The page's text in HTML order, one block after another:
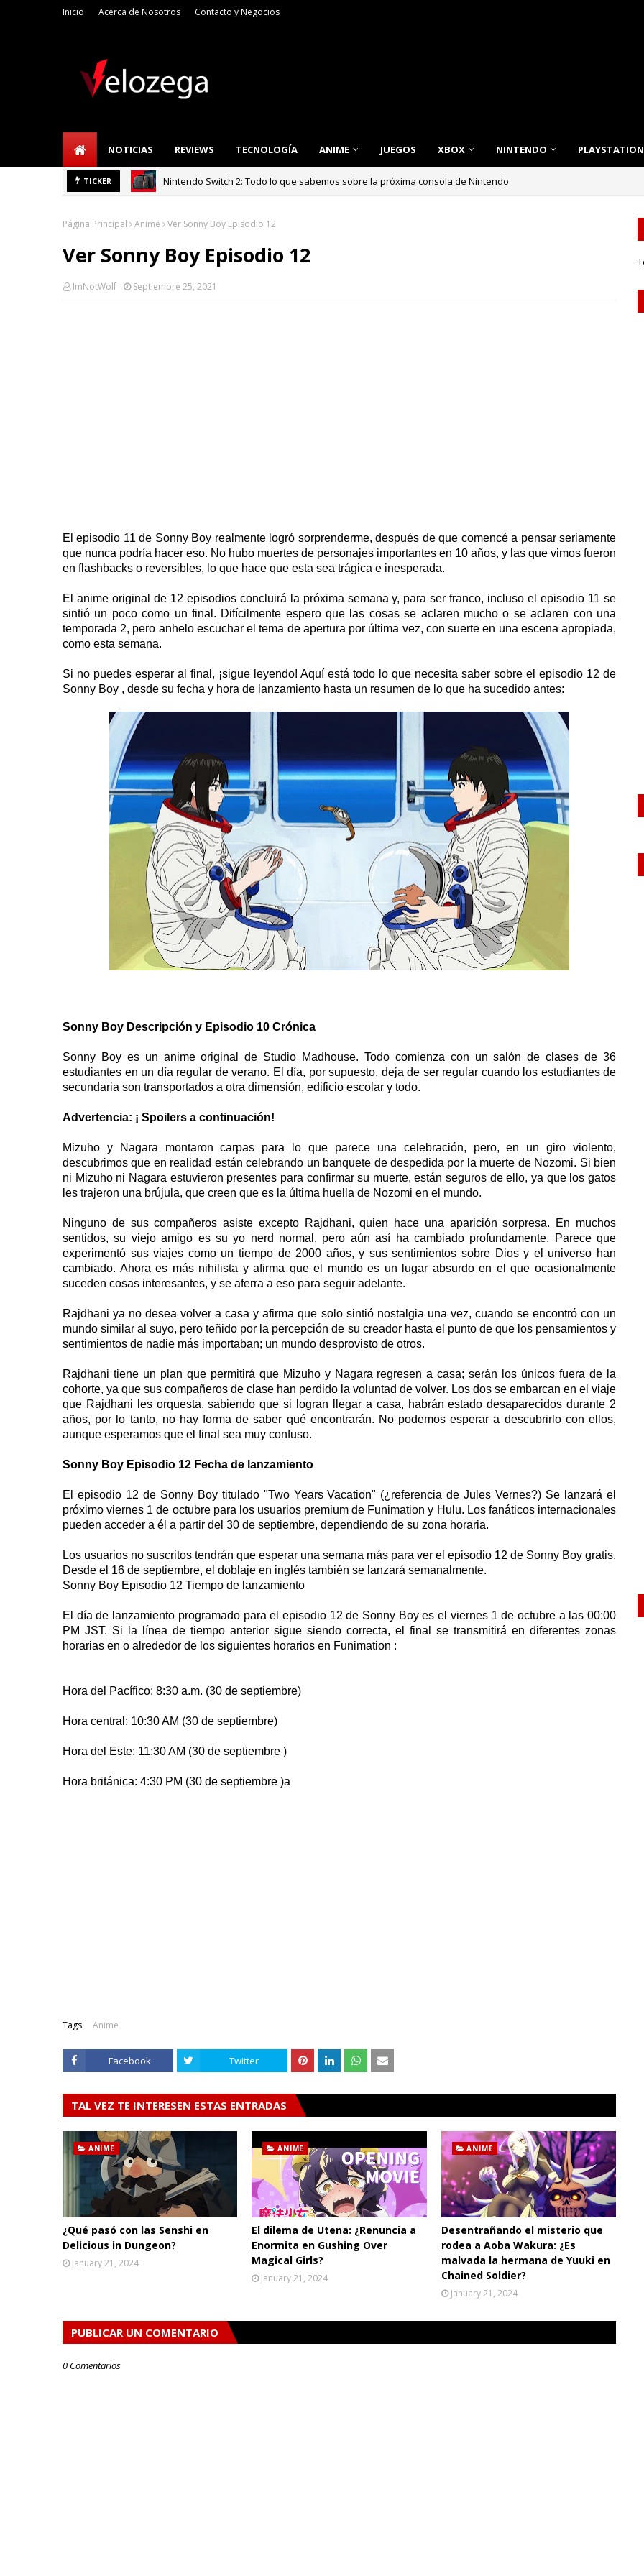
Inicio Acerca de Nosotros Contacto y Negocios
NOTICIAS REVIEWS TECNOLOGÍA ANIME JUEGOS XBOX NINTENDO PLAYSTATION
TICKER TECNOLOGÍA Refrigerador LG: Innovación, Estilo y Eficiencia para tu Hogar
Página Principal Anime Ver Sonny Boy Episodio 12
Ver Sonny Boy Episodio 12
ImNotWolf Septiembre 25, 2021
El episodio 11 de Sonny Boy realmente logró sorprenderme, después de que comencé a pensar seriamente
que nunca podría hacer eso. No hubo muertes de personajes importantes en 10 años, y las que vimos fueron
en flashbacks o reversibles, lo que hace que esta sea trágica e inesperada.
El anime original de 12 episodios concluirá la próxima semana y, para ser franco, incluso el episodio 11 se
sintió un poco como un final. Difícilmente espero que las cosas se aclaren mucho o se aclaren con una
temporada 2, pero anhelo escuchar el tema de apertura por última vez, con suerte en una escena apropiada,
como esta semana.
Si no puedes esperar al final, ¡sigue leyendo! Aquí está todo lo que necesita saber sobre el episodio 12 de
Sonny Boy , desde su fecha y hora de lanzamiento hasta un resumen de lo que ha sucedido antes:
Sonny Boy Descripción y Episodio 10 Crónica
Sonny Boy es un anime original de Studio Madhouse. Todo comienza con un salón de clases de 36
estudiantes en un día regular de verano. El día, por supuesto, deja de ser regular cuando los estudiantes de
secundaria son transportados a otra dimensión, edificio escolar y todo.
Advertencia: ¡ Spoilers a continuación!
Mizuho y Nagara montaron carpas para lo que parece una celebración, pero, en un giro violento,
descubrimos que en realidad están celebrando un banquete de despedida por la muerte de Nozomi. Si bien
ni Mizuho ni Nagara estuvieron presentes para confirmar su muerte, están seguros de ello, ya que los gatos
les trajeron una brújula, que creen que es la última huella de Nozomi en el mundo.
Ninguno de sus compañeros asiste excepto Rajdhani, quien hace una aparición sorpresa. En muchos
sentidos, su viejo amigo es su yo nerd normal, pero aún así ha cambiado profundamente. Parece que
experimentó sus viajes como un tiempo de 2000 años, y sus sentimientos sobre Dios y el universo han
cambiado. Ahora es más nihilista y afirma que el mundo es un lugar absurdo en el que ocasionalmente
suceden cosas interesantes, y se aferra a eso para seguir adelante.
Rajdhani ya no desea volver a casa y afirma que solo sintió nostalgia una vez, cuando se encontró con un
mundo similar al suyo, pero teñido por la percepción de su creador hasta el punto de que los pensamientos y
sentimientos de nadie más importaban; un mundo desprovisto de otros.
Rajdhani tiene un plan que permitirá que Mizuho y Nagara regresen a casa; serán los únicos fuera de la
cohorte, ya que sus compañeros de clase han perdido la voluntad de volver. Los dos se embarcan en el viaje
que Rajdhani les orquesta, sabiendo que si logran llegar a casa, habrán estado desaparecidos durante 2
años, por lo tanto, no hay forma de saber qué encontrarán. No podemos esperar a descubrirlo con ellos,
aunque esperamos que el final sea muy confuso.
Sonny Boy Episodio 12 Fecha de lanzamiento
El episodio 12 de Sonny Boy titulado "Two Years Vacation" (¿referencia de Jules Vernes?) Se lanzará el
próximo viernes 1 de octubre para los usuarios premium de Funimation y Hulu. Los fanáticos internacionales
pueden acceder a él a partir del 30 de septiembre, dependiendo de su zona horaria.
Los usuarios no suscritos tendrán que esperar una semana más para ver el episodio 12 de Sonny Boy gratis.
Desde el 16 de septiembre, el doblaje en inglés también se lanzará semanalmente.
Sonny Boy Episodio 12 Tiempo de lanzamiento
El día de lanzamiento programado para el episodio 12 de Sonny Boy es el viernes 1 de octubre a las 00:00
PM JST. Si la línea de tiempo anterior sigue siendo correcta, el final se transmitirá en diferentes zonas
horarias en o alrededor de los siguientes horarios en Funimation :
Hora del Pacífico: 8:30 a.m. (30 de septiembre)
Hora central: 10:30 AM (30 de septiembre)
Hora del Este: 11:30 AM (30 de septiembre )
Hora británica: 4:30 PM (30 de septiembre )a
Tags: Anime
Facebook Twitter
TAL VEZ TE INTERESEN ESTAS ENTRADAS
ANIME
¿Qué pasó con las Senshi en
Delicious in Dungeon?
January 21, 2024
ANIME
El dilema de Utena: ¿Renuncia a
Enormita en Gushing Over
Magical Girls?
January 21, 2024
ANIME
Desentrañando el misterio que
rodea a Aoba Wakura: ¿Es
malvada la hermana de Yuuki en
Chained Soldier?
January 21, 2024
PUBLICAR UN COMENTARIO
0 Comentarios